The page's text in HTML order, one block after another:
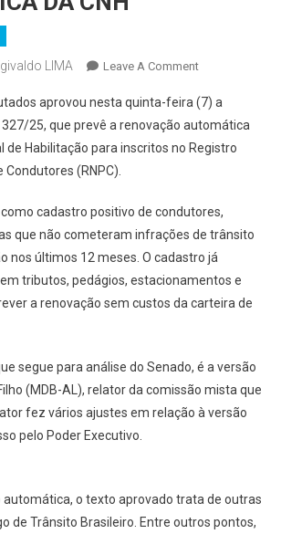
LIMA Leave A CommentOn
APROVA
RENOVAÇÃO
AUTOMÁTICA
aprovou nesta quinta-feira (7) a
25, que prevê a renovação automática
de Habilitação para inscritos no Registro
(RNPC).
como cadastro positivo de condutores,
que não cometeram infrações de trânsito
nos últimos 12 meses. O cadastro já
tributos, pedágios, estacionamentos e
a renovação sem custos da carteira de
segue para análise do Senado, é a versão
(MDB-AL), relator da comissão mista que
fez vários ajustes em relação à versão
pelo Poder Executivo.
o texto aprovado trata de outras
de Trânsito Brasileiro. Entre outros pontos,